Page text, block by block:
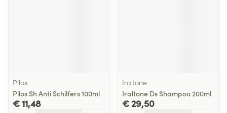
Pilos
Pilos Sh Anti Schilfers 100ml
€ 11,48
Iraltone
Iraltone Ds Shampoo 200ml
€ 29,50